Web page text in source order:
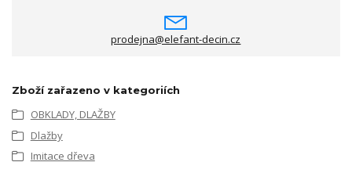
prodejna@elefant-decin.cz
Zboží zařazeno v kategoriích
OBKLADY, DLAŽBY
Dlažby
Imitace dřeva